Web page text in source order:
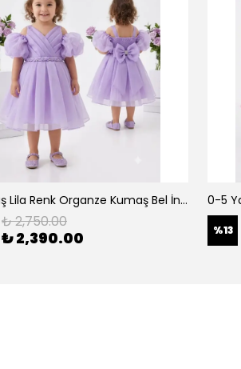
0-5 Yaş Lila Renk Organze Kumaş Bel İnci Kemerli Midi Boy Arkası Lastikli Abiye
₺ 2,750.00
₺ 2,390.00 %13